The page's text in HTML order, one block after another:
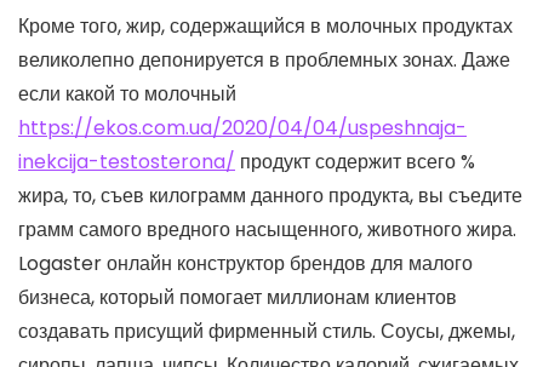
Кроме того, жир, содержащийся в молочных продуктах
великолепно депонируется в проблемных зонах. Даже
если какой то молочный
https://ekos.com.ua/2020/04/04/uspeshnaja-
inekcija-testosterona/ продукт содержит всего %
жира, то, съев килограмм данного продукта, вы съедите
грамм самого вредного насыщенного, животного жира.
Logaster онлайн конструктор брендов для малого
бизнеса, который помогает миллионам клиентов
создавать присущий фирменный стиль. Соусы, джемы,